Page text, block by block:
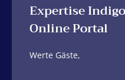
Expertise
Online Portal
Werte Gäste,